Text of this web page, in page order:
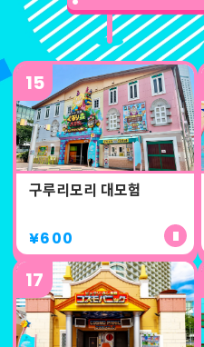
구루리모리 대모험
¥600
15
17